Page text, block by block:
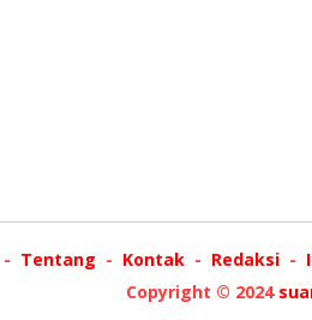
Tentang Kontak Redaksi
Copyright © 2024